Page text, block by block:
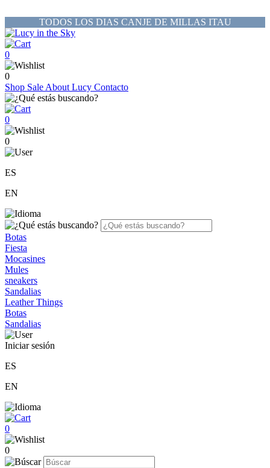
TODOS LOS DIAS CANJE DE MILLAS ITAU
0
0
Shop Sale About Lucy Contacto
0
0
ES
EN
Botas
Fiesta
Mocasines
Mules
sneakers
Sandalias
Leather Things
Botas
Sandalias
Iniciar sesión
ES
EN
0
0